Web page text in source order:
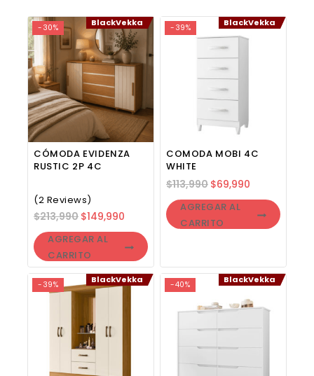
-30% BlackVekka
CÓMODA EVIDENZA
RUSTIC 2P 4C
(2 Reviews)
$213,990 $149,990
AGREGAR AL
CARRITO
-39% BlackVekka
COMODA MOBI 4C
WHITE
$113,990 $69,990
AGREGAR AL
CARRITO
-39% BlackVekka -40% BlackVekka